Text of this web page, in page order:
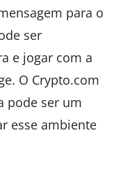
para o
ser
e jogar com a
O Crypto.com
pode ser um
esse ambiente